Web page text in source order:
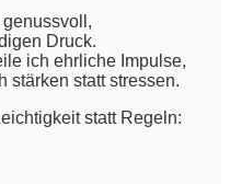
Druck.
ich ehrliche Impulse,
stärken statt stressen.
statt Regeln: